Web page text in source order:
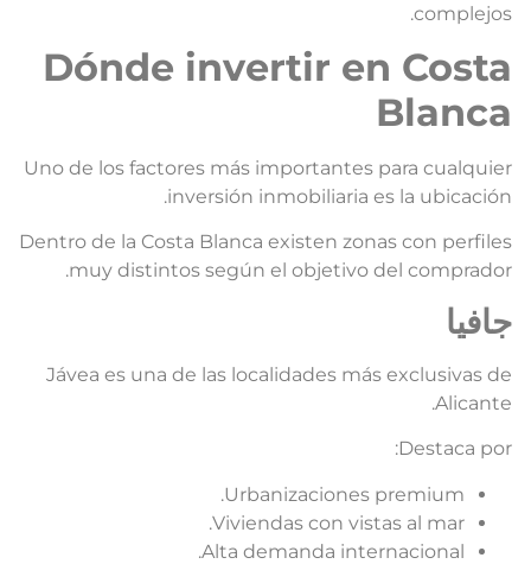
Dónde invertir en
Uno de los factores más importantes para
inversión inmobiliaria es la
Dentro de la Costa Blanca existen zonas con
muy distintos según el objetivo del
Jávea es una de las localidades más exclusivas
Destaca
Urbanizaciones premium.
Viviendas con vistas al mar.
Alta demanda internacional.